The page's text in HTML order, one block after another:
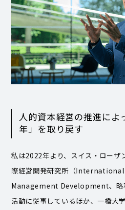
人的資本経営の推進によ
年」を取り戻す
私は2022年より、スイス・ローザ
際経営開発研究所（
Management Development、略
活動に従事しているほか、一橋大